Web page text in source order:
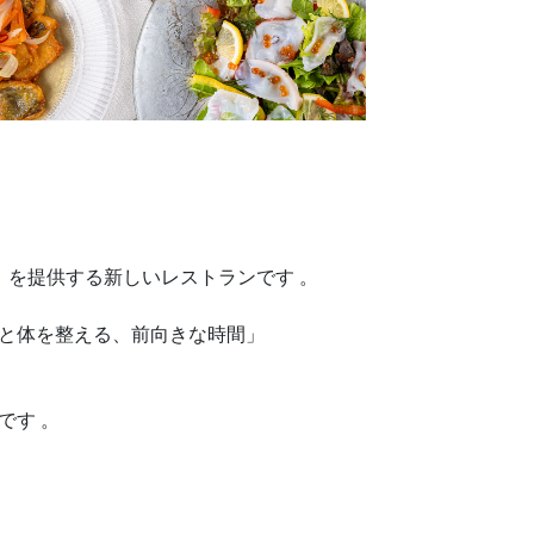
提供する新しいレストランです 。
を整える、前向きな時間」
す 。